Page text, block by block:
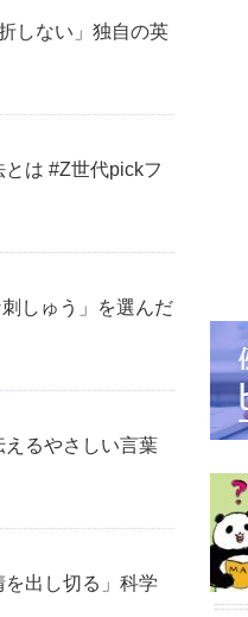
しない」独自の英
とは #Z世代pickフ
しゅう」を選んだ
えるやさしい言葉
を出し切る」科学